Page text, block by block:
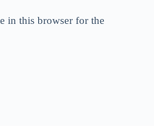
in this browser for the